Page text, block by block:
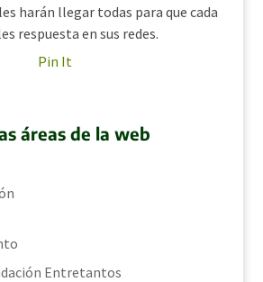
harán llegar todas para que cada
respuesta en sus redes.
Pin It
áreas de la web
Entretantos